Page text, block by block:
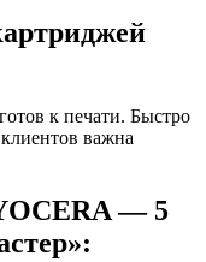
к печати. Быстро
важна
— 5